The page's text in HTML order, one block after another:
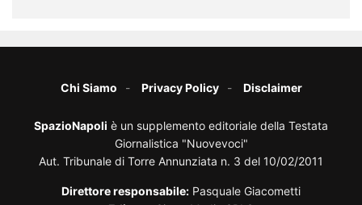
Chi Siamo Privacy Policy Disclaimer
SpazioNapoli è un supplemento editoriale della Testata
Giornalistica "Nuovevoci"
Aut. Tribunale di Torre Annunziata n. 3 del 10/02/2011
Direttore responsabile: Pasquale Giacometti